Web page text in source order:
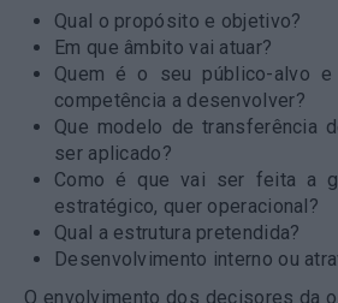
Qual o propósito e objetivo?
Em que âmbito vai atuar?
Quem é o seu público-alvo
competência a desenvolver?
Que modelo de transferência
ser aplicado?
Como é que vai ser feita a
estratégico, quer operacional?
Qual a estrutura pretendida?
Desenvolvimento interno ou
O envolvimento dos decisores da